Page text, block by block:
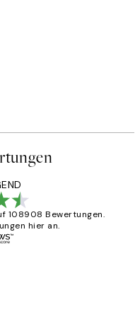
108908 Bewertungen.
hier an.